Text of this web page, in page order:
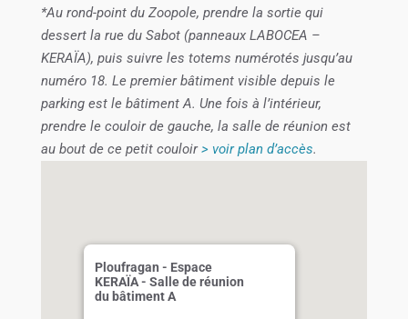
*Au rond-point du Zoopole, prendre la sortie qui
dessert la rue du Sabot (panneaux LABOCEA –
KERAÏA), puis suivre les totems numérotés jusqu’au
numéro 18. Le premier bâtiment visible depuis le
parking est le bâtiment A. Une fois à l’intérieur,
prendre le couloir de gauche, la salle de réunion est
au bout de ce petit couloir> voir plan d’accès.
Ploufragan - Espace
KERAÏA - Salle de réunion
du bâtiment A